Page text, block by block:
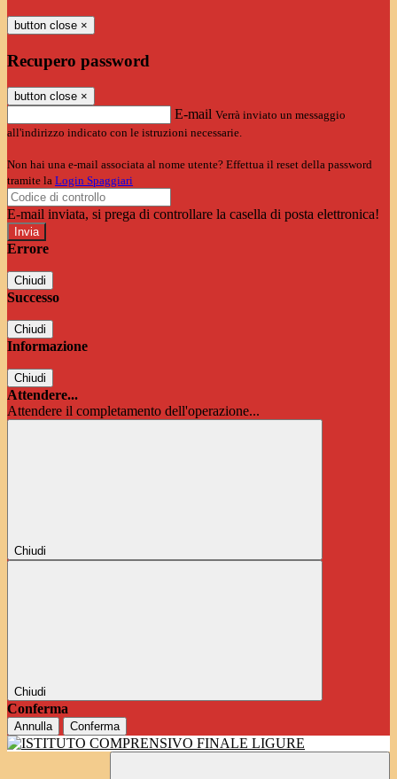
button close ×
Recupero password
button close ×
E-mail Verrà inviato un messaggio
all'indirizzo indicato con le istruzioni necessarie.
Non hai una e-mail associata al nome utente? Effettua il reset della password
tramite la Login Spaggiari
E-mail inviata, si prega di controllare la casella di posta elettronica!
Errore
Chiudi
Successo
Chiudi
Informazione
Chiudi
Attendere...
Attendere il completamento dell'operazione...
Chiudi
Chiudi
Conferma
Annulla Conferma